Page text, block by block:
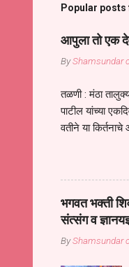
Popular
आपुला तो एक
ByShamsundar
तळणी : मंठा
पाटील यांच्या
वतीने या
जातीच्या
महामारीतून जर
सप्रदायच खूप
गरजा कीती कमी
आधार असते परतू
भगवत भक्ती
संत्संग व
ByShamsundar